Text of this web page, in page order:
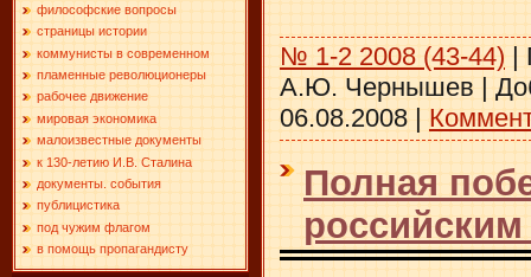
философские вопросы
страницы истории
коммунисты в современном
пламенные революционеры
рабочее движение
мировая экономика
малоизвестные документы
к 130-летию И.В. Сталина
документы. события
публицистика
под чужим флагом
в помощь пропагандисту
№ 1-2 2008 (43-44) |
А.Ю. Чернышев |
06.08.2008 |
Полная